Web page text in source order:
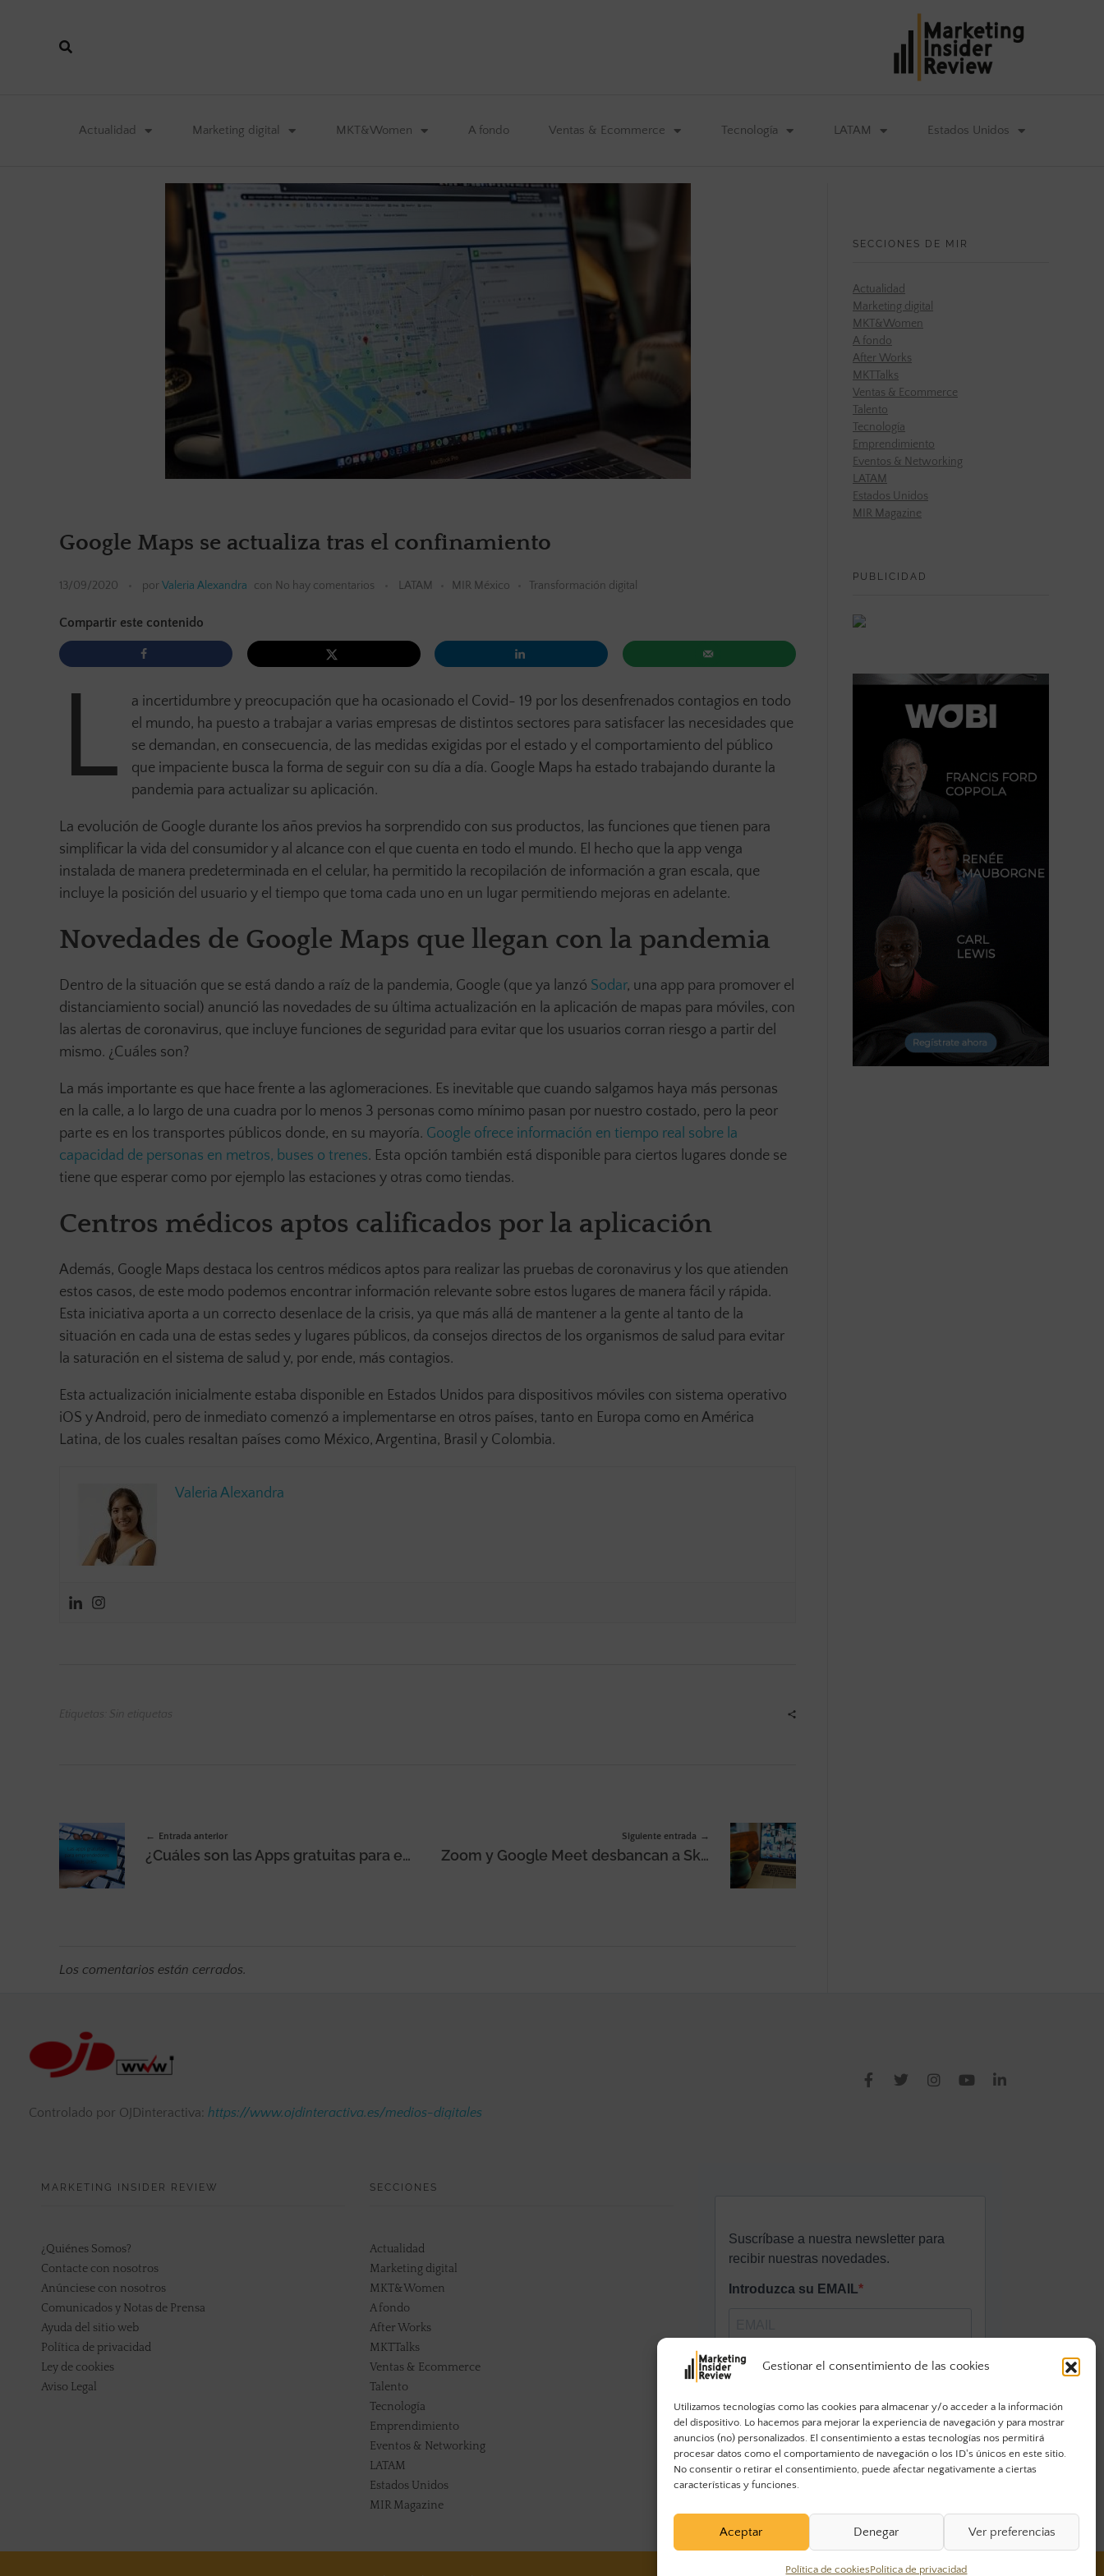
Gestionar el consentimiento de las cookies
Utilizamos tecnologías como las cookies para almacenar y/o acceder a la información
del dispositivo. Lo hacemos para mejorar la experiencia de navegación y para mostrar
anuncios (no) personalizados. El consentimiento a estas tecnologías nos permitirá
procesar datos como el comportamiento de navegación o los ID's únicos en este sitio.
No consentir o retirar el consentimiento, puede afectar negativamente a ciertas
características y funciones.
Aceptar Denegar Ver preferencias
Política de cookiesPolítica de privacidad
Actualidad Marketing digital MKT&Women A fondo Ventas & Ecommerce Tecnología LATAM Estados Unidos
Google Maps se actualiza tras el confinamiento
13/09/2020 por Valeria Alexandra con No hay comentarios LATAM MIR México Transformación digital
Compartir este contenido
L
a incertidumbre y preocupación que ha ocasionado el Covid- 19 por los desenfrenados contagios en todo
el mundo, ha puesto a trabajar a varias empresas de distintos sectores para satisfacer las necesidades que
se demandan, en consecuencia, de las medidas exigidas por el estado y el comportamiento del público
que impaciente busca la forma de seguir con su día a día. Google Maps ha estado trabajando durante la
pandemia para actualizar su aplicación.
La evolución de Google durante los años previos ha sorprendido con sus productos, las funciones que tienen para
simplificar la vida del consumidor y al alcance con el que cuenta en todo el mundo. El hecho que la app venga
instalada de manera predeterminada en el celular, ha permitido la recopilación de información a gran escala, que
incluye la posición del usuario y el tiempo que toma cada uno en un lugar permitiendo mejoras en adelante.
Novedades de Google Maps que llegan con la pandemia
Dentro de la situación que se está dando a raíz de la pandemia, Google (que ya lanzó Sodar, una app para promover el
distanciamiento social) anunció las novedades de su última actualización en la aplicación de mapas para móviles, con
las alertas de coronavirus, que incluye funciones de seguridad para evitar que los usuarios corran riesgo a partir del
mismo. ¿Cuáles son?
La más importante es que hace frente a las aglomeraciones. Es inevitable que cuando salgamos haya más personas
en la calle, a lo largo de una cuadra por lo menos 3 personas como mínimo pasan por nuestro costado, pero la peor
parte es en los transportes públicos donde, en su mayoría. Google ofrece información en tiempo real sobre la
capacidad de personas en metros, buses o trenes. Esta opción también está disponible para ciertos lugares donde se
tiene que esperar como por ejemplo las estaciones y otras como tiendas.
Centros médicos aptos calificados por la aplicación
Además, Google Maps destaca los centros médicos aptos para realizar las pruebas de coronavirus y los que atienden
estos casos, de este modo podemos encontrar información relevante sobre estos lugares de manera fácil y rápida.
Esta iniciativa aporta a un correcto desenlace de la crisis, ya que más allá de mantener a la gente al tanto de la
situación en cada una de estas sedes y lugares públicos, da consejos directos de los organismos de salud para evitar
la saturación en el sistema de salud y, por ende, más contagios.
Esta actualización inicialmente estaba disponible en Estados Unidos para dispositivos móviles con sistema operativo
iOS y Android, pero de inmediato comenzó a implementarse en otros países, tanto en Europa como en América
Latina, de los cuales resaltan países como México, Argentina, Brasil y Colombia.
Valeria Alexandra
Etiquetas: Sin etiquetas
Entrada anterior
¿Cuáles son las Apps gratuitas para emprendedores en 2020?
Siguiente entrada
Zoom y Google Meet desbancan a Skype como reyes de las videollamadas
Los comentarios están cerrados.
SECCIONES DE MIR
Actualidad
Marketing digital
MKT&Women
A fondo
After Works
MKTTalks
Ventas & Ecommerce
Talento
Tecnología
Emprendimiento
Eventos & Networking
LATAM
Estados Unidos
MIR Magazine
PUBLICIDAD
Controlado por OJDinteractiva: https://www.ojdinteractiva.es/medios-digitales
MARKETING INSIDER REVIEW
¿Quiénes Somos?
Contacte con nosotros
Anúnciese con nosotros
Comunicados y Notas de Prensa
Ayuda del sitio web
Política de privacidad
Ley de cookies
Aviso Legal
SECCIONES
Actualidad
Marketing digital
MKT&Women
A fondo
After Works
MKTTalks
Ventas & Ecommerce
Talento
Tecnología
Emprendimiento
Eventos & Networking
LATAM
Estados Unidos
MIR Magazine